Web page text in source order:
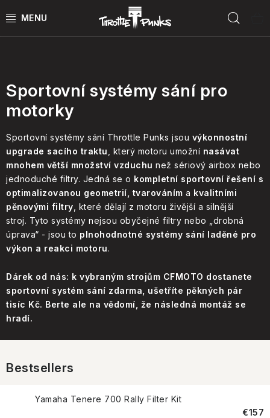
to
ČTYŘKOLKY
ČTYŘKOLKY PŘÍSLUŠENSTVÍ
MOTORKY
MOTO PŘÍSLUŠENSTVÍ
MERCH
Test rides
CONTACT US
HOW TO BUY
ESSOX NÁKUP NA SPLÁTKY
How to buy
Conditions
Sportovní systémy sání pro
motorky
Sportovní systémy sání Throttle Punks jsou výkonnostní
upgrade sacího traktu , který motoru umožní nasávat
mnohem větší množství vzduchu než sériový airbox nebo
jednoduché filtry. Jedná se o kompletní sportovní řešení s
optimalizovanou geometrií, tvarováním a kvalitními
pěnovými filtry , které dělají z motoru živější a silnější
stroj. Tyto systémy nejsou obyčejné filtry nebo „drobná
úprava“ - jsou to plnohodnotné systémy sání laděné pro
výkon a reakci motoru.
Dárek od nás: k vybraným strojům CFMOTO dostanete
sportovní systém sání zdarma, ušetříte pěkných pár
tisíc Kč. Berte ale na vědomí, že následná montáž se
hradí.
Bestsellers
Yamaha Tenere 700 Rally Filter Kit
€157